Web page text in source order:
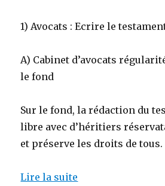
1) Avocats : Ecrire le
A) Cabinet d’avocats
le fond
Sur le fond, la rédaction du
libre avec d’héritiers
et préserve les droits de tous.
Lire la suite